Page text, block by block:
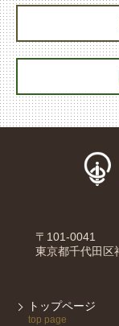
〒101-0041
東京都千代田区
トップページ
top page